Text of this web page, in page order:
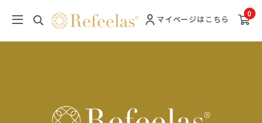
マイページはこちら
0